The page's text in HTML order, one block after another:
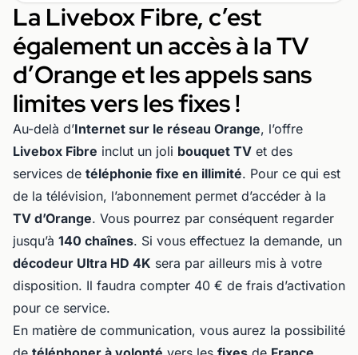
La Livebox Fibre, c’est
également un accès à la TV
d’Orange et les appels sans
limites vers les fixes !
Au-delà d’Internet sur le réseau Orange, l’offre
Livebox Fibre inclut un joli bouquet TV et des
services de téléphonie fixe en illimité. Pour ce qui est
de la télévision, l’abonnement permet d’accéder à la
TV d’Orange. Vous pourrez par conséquent regarder
jusqu’à 140 chaînes. Si vous effectuez la demande, un
décodeur Ultra HD 4K sera par ailleurs mis à votre
disposition. Il faudra compter 40 € de frais d’activation
pour ce service.
En matière de communication, vous aurez la possibilité